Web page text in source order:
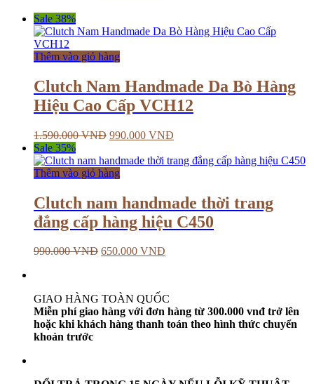
Sale 38%
Thêm vào giỏ hàng
Clutch Nam Handmade Da Bò Hàng
Hiệu Cao Cấp VCH12
1.590.000VNĐ 990.000 VNĐ
Sale 35%
Thêm vào giỏ hàng
Clutch nam handmade thời trang
đẳng cấp hàng hiệu C450
990.000VNĐ 650.000 VNĐ
GIAO HÀNG TOÀN QUỐC
Miễn phí giao hàng với đơn hàng từ 300.000 vnđ trở lên
hoặc khi khách hàng thanh toán theo hình thức chuyển
khoản trước